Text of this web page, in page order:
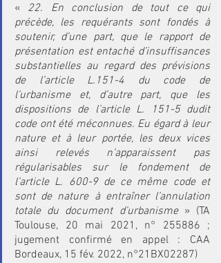
« 22. En conclusion de tout ce qui
précède, les requérants sont fondés à
soutenir, d’une part, que le rapport de
présentation est entaché d’insuffisances
substantielles au regard des prévisions
de l’article L.151-4 du code de
l’urbanisme et, d’autre part, que les
dispositions de l’article L. 151-5 dudit
code ont été méconnues. Eu égard à leur
nature et à leur portée, les deux vices
ainsi relevés n’apparaissent pas
régularisables sur le fondement de
l’article L. 600-9 de ce même code et
sont de nature à entraîner l’annulation
totale du document d’urbanisme » (TA
Toulouse, 20 mai 2021, n° 255886 ;
jugement confirmé en appel : CAA
Bordeaux, 15 fév. 2022, n°21BX02287)